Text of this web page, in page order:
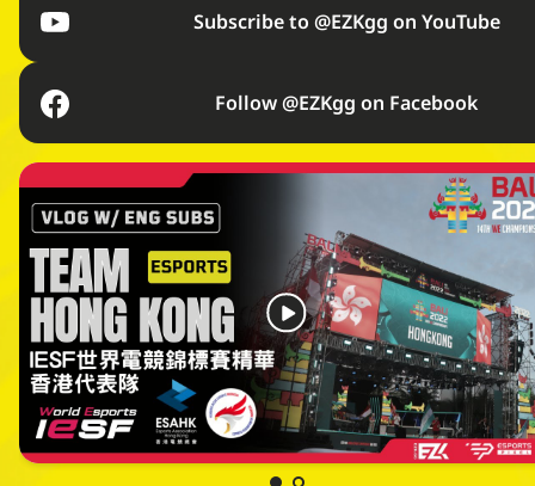
Subscribe to @EZKgg on YouTube
Follow @EZKgg on Facebook